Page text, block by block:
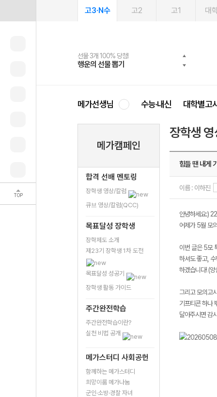
TOP
고3·N수 고2 고1 대
선물 3개 100% 당첨!
행운의 선물 뽑기
선물 100% 증정!
메가스터디 X 올리브
여름방학 스터디 캐시백
메가런 썸머스쿨
2027 러셀 단과
강사 공개선발
스마트러닝앱
설문 EVENT
메가패스
3일 무료 체험권
메가패스 수강생 무료혜택!
메가클럽 멤버십
사회공헌 캠페인
희망이룸 메가나눔
메가선생님 수능·내신 대학별고
메가캠페인
합격 선배 멘토링
장학생 영상/칼럼
큐브 영상/칼럼(QCC)
목표달성 장학생
장학제도 소개
제23기 장학생 1차 도전
목표달성 성공기
장학생 활동 가이드
주간완전학습
주간완전학습이란?
실천 비법 공개
메가스터디 사회공헌
함께하는 메가스터디
희망이룸 메가나눔
군인·소방·경찰 자녀
장학생
힘들 땐 내게
이름 : 이하진
안녕하세요:)
어제가 5월 모
이번 글은 5모
하셔도 좋고,
하겠습니다! (
그리고 모의고
기프티콘 하나
달아주시면 감